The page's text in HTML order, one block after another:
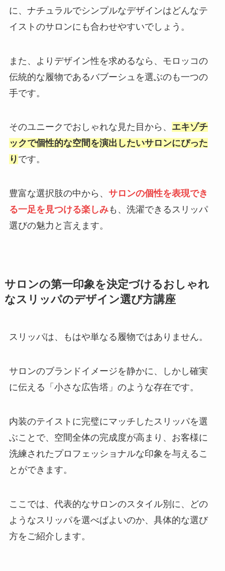
に、ナチュラルでシンプルなデザインはどんなテ
イストのサロンにも合わせやすいでしょう。
また、よりデザイン性を求めるなら、モロッコの
伝統的な履物であるバブーシュを選ぶのも一つの
手です。
そのユニークでおしゃれな見た目から、 エキゾチ
ックで個性的な空間を演出したいサロンにぴった
り です。
豊富な選択肢の中から、 サロンの個性を表現でき
る一足を見つける楽しみも、洗濯できるスリッパ
選びの魅力と言えます。
サロンの第一印象を決定づけるおしゃれ
なスリッパのデザイン選び方講座
スリッパは、もはや単なる履物ではありません。
サロンのブランドイメージを静かに、しかし確実
に伝える「小さな広告塔」のような存在です。
内装のテイストに完璧にマッチしたスリッパを選
ぶことで、空間全体の完成度が高まり、お客様に
洗練されたプロフェッショナルな印象を与えるこ
とができます。
ここでは、代表的なサロンのスタイル別に、どの
ようなスリッパを選べばよいのか、具体的な選び
方をご紹介します。